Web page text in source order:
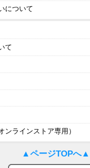
について
て
ンラインストア専用）
▲ページTOPへ▲